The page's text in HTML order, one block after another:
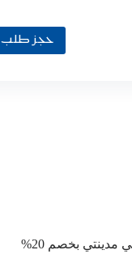
حجز طلب
مكتب خادمات نيجيريات في مدينتي بخصم 20%